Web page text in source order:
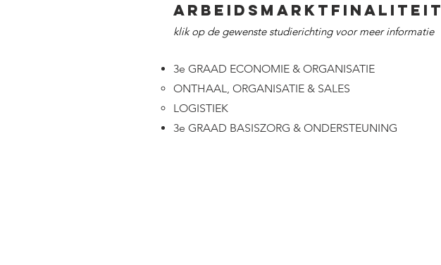
ARBEIDSMARKTFINALITEIT
klik op de gewenste studierichting voor meer informatie
3e GRAAD ECONOMIE & ORGANISATIE
ONTHAAL, ORGANISATIE & SALES​
LOGISTIEK
3e GRAAD BASISZORG & ONDERSTEUNING